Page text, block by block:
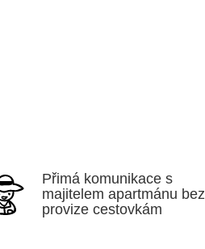
Přimá komunikace s
majitelem apartmánu bez
provize cestovkám